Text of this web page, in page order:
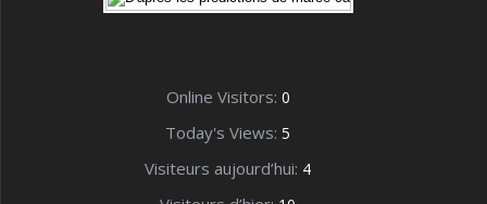
Online Visitors: 0
Today's Views: 5
Visiteurs aujourd’hui: 4